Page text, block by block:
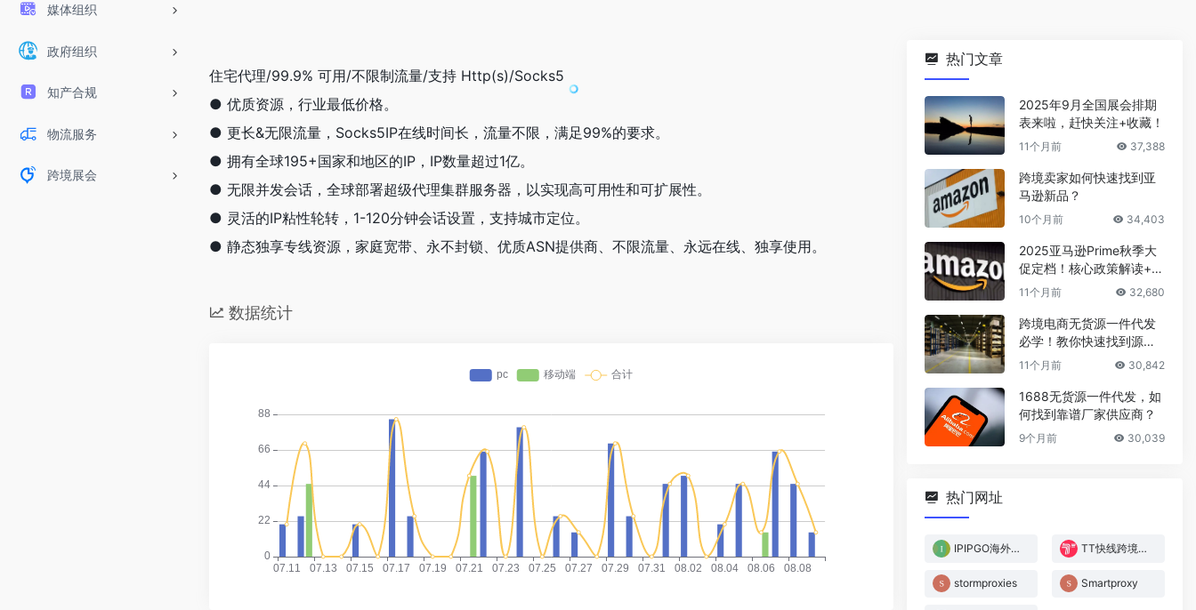
媒体组织
政府组织
知产合规
物流服务
跨境展会
住宅代理/99.9% 可用/不限制流量/支持 Http(s)/Socks5
● 优质资源，行业最低价格。
● 更长&无限流量，Socks5IP在线时间长，流量不限，满足99%的要求。
● 拥有全球195+国家和地区的IP，IP数量超过1亿。
● 无限并发会话，全球部署超级代理集群服务器，以实现高可用性和可扩展性。
● 灵活的IP粘性轮转，1-120分钟会话设置，支持城市定位。
● 静态独享专线资源，家庭宽带、永不封锁、优质ASN提供商、不限流量、永远在线、独享使用。
数据统计
热门文章
2025年9月全国展会排期
表来啦，赶快关注+收藏！
11个月前 37,388
跨境卖家如何快速找到亚
马逊新品？
10个月前 34,403
2025亚马逊Prime秋季大
促定档！核心政策解读+爆
款选品攻略
11个月前 32,680
跨境电商无货源一件代发
必学！教你快速找到源头
厂家
11个月前 30,842
1688无货源一件代发，如
何找到靠谱厂家供应商？
9个月前 30,039
热门网址
IPIPGO海外住宅IP TT快线跨境电商网络
stormproxies Smartproxy